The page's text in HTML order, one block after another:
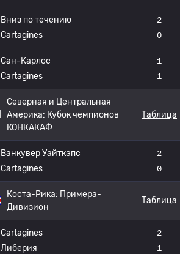
Вниз по течению
Cartagines
2
0
Сан-Карлос
Cartagines
1
1
Северная и Центральная
Америка: Кубок чемпионов
КОНКАКАФ
Таблица
Ванкувер Уайткэпс
Cartagines
2
0
Коста-Рика: Примера-
Дивизион
Таблица
Cartagines
Либерия
2
1